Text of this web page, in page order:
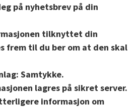
på nyhetsbrev på din
tilknyttet din
frem til du ber om at den skal
Samtykke.
lagres på sikret server.
informasjon om